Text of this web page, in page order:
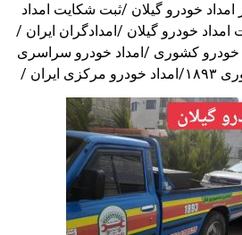
خودرو گیلان /ثبت شکایت امداد
خودرو گیلان /امدادگران ایران /
خودرو کشوری /امداد خودرو سراسری